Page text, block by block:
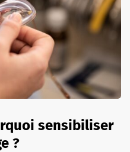
sensibiliser
?